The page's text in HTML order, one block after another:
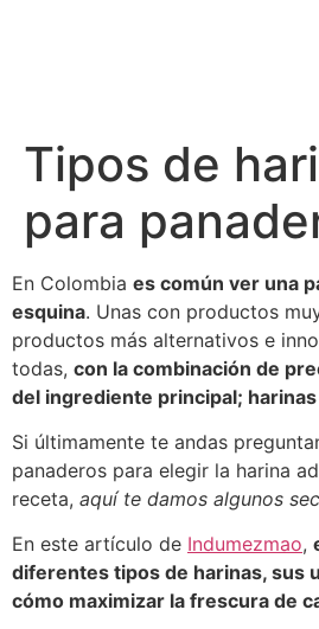
Tipos de
para
En Colombia es común ver una
esquina. Unas con productos
productos más alternativos e
todas, con la combinación de
del ingrediente principal;
Si últimamente te andas
panaderos para elegir la harina
receta, aquí te damos algunos
En este artículo de Indumezmao,
diferentes tipos de harinas, sus
cómo maximizar la frescura de